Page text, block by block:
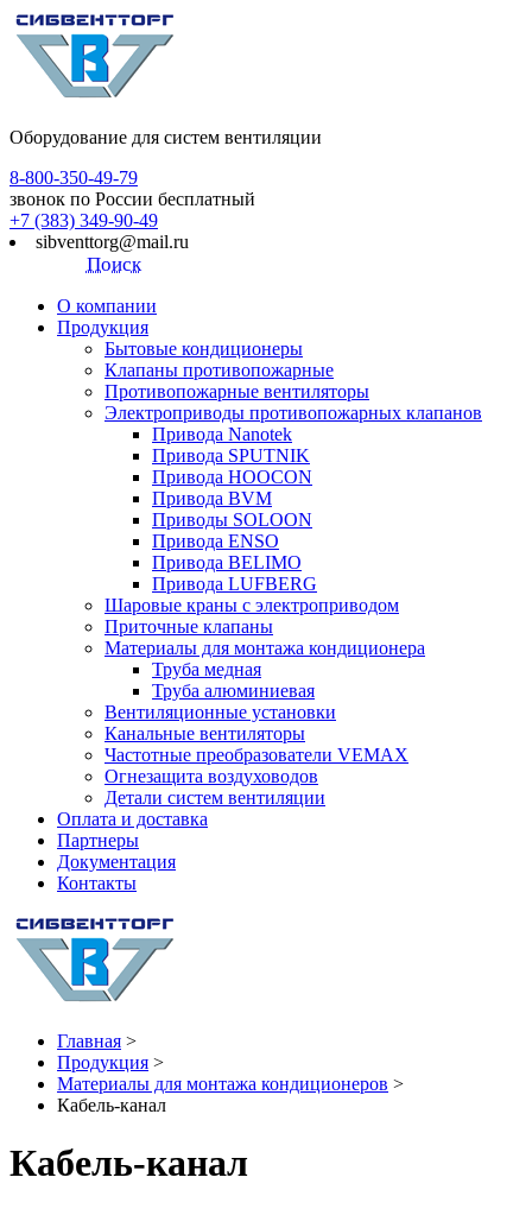
Оборудование для систем вентиляции
8-800-350-49-79
звонок по России бесплатный
+7 (383) 349-90-49
sibventtorg@mail.ru
Поиск
О компании
Продукция
Бытовые кондиционеры
Клапаны противопожарные
Противопожарные вентиляторы
Электроприводы противопожарных клапанов
Привода Nanotek
Привода SPUTNIK
Привода HOOCON
Привода BVM
Приводы SOLOON
Привода ENSO
Привода BELIMO
Привода LUFBERG
Шаровые краны с электроприводом
Приточные клапаны
Материалы для монтажа кондиционера
Труба медная
Труба алюминиевая
Вентиляционные установки
Канальные вентиляторы
Частотные преобразователи VEMAX
Огнезащита воздуховодов
Детали систем вентиляции
Оплата и доставка
Партнеры
Документация
Контакты
Главная >
Продукция >
Материалы для монтажа кондиционеров >
Кабель-канал
Кабель-канал